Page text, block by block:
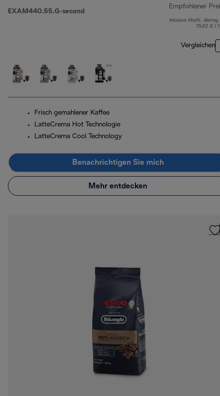
EXAM440.55.G-second
Empfohlener
Inklusive MwSt.-Betrag
79,82 € (
Vergleichen
Frisch gemahlener Kaffee
LatteCrema Hot Technologie
LatteCrema Cool Technology
Benachrichtigen Sie mich
Mehr entdecken